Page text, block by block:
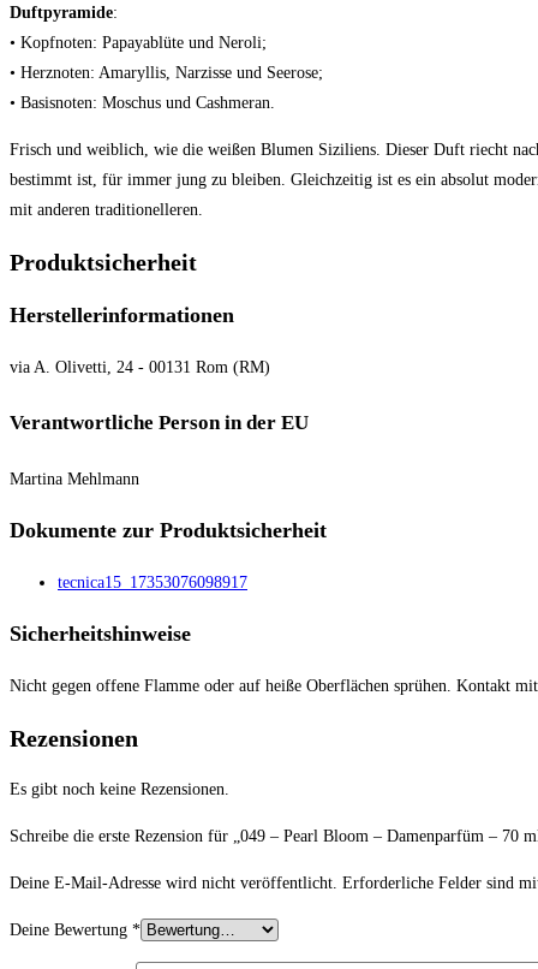
Duftpyramide:
• Kopfnoten: Papayablüte und Neroli;
• Herznoten: Amaryllis, Narzisse und Seerose;
• Basisnoten: Moschus und Cashmeran.
Frisch und weiblich, wie die weißen Blumen Siziliens. Dieser Duft riecht
bestimmt ist, für immer jung zu bleiben. Gleichzeitig ist es ein absolut
mit anderen traditionelleren.
Produktsicherheit
Herstellerinformationen
via A. Olivetti, 24 - 00131 Rom (RM)
Verantwortliche Person in der EU
Martina Mehlmann
Dokumente zur Produktsicherheit
tecnica15_17353076098917
Sicherheitshinweise
Nicht gegen offene Flamme oder auf heiße Oberflächen sprühen. Kontakt
Rezensionen
Es gibt noch keine Rezensionen.
Schreibe die erste Rezension für „049 – Pearl Bloom – Damenparfüm – 70
Deine E-Mail-Adresse wird nicht veröffentlicht. Erforderliche Felder sind
Deine Bewertung *